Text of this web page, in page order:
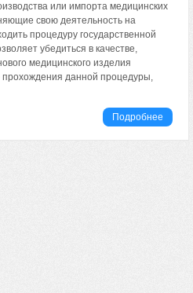
или импорта медицинских
свою деятельность на
процедуру государственной
убедиться в качестве,
медицинского изделия
прохождения данной процедуры,
Подробнее